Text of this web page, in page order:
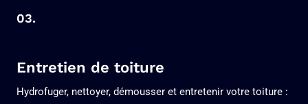
03.
Entretien de toiture
Hydrofuger, nettoyer, démousser et entretenir votre toiture :